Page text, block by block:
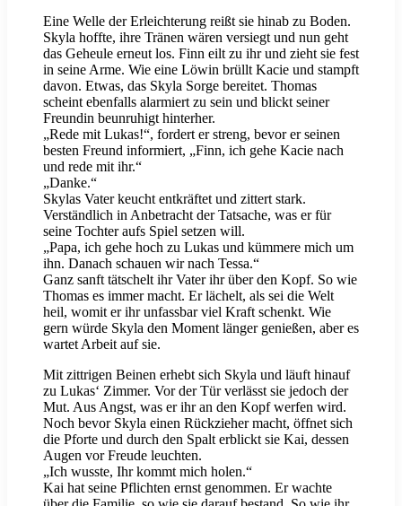
Eine Welle der Erleichterung reißt sie hinab zu Boden.
Skyla hoffte, ihre Tränen wären versiegt und nun geht
das Geheule erneut los. Finn eilt zu ihr und zieht sie fest
in seine Arme. Wie eine Löwin brüllt Kacie und stampft
davon. Etwas, das Skyla Sorge bereitet. Thomas
scheint ebenfalls alarmiert zu sein und blickt seiner
Freundin beunruhigt hinterher.
„Rede mit Lukas!“, fordert er streng, bevor er seinen
besten Freund informiert, „Finn, ich gehe Kacie nach
und rede mit ihr.“
„Danke.“
Skylas Vater keucht entkräftet und zittert stark.
Verständlich in Anbetracht der Tatsache, was er für
seine Tochter aufs Spiel setzen will.
„Papa, ich gehe hoch zu Lukas und kümmere mich um
ihn. Danach schauen wir nach Tessa.“
Ganz sanft tätschelt ihr Vater ihr über den Kopf. So wie
Thomas es immer macht. Er lächelt, als sei die Welt
heil, womit er ihr unfassbar viel Kraft schenkt. Wie
gern würde Skyla den Moment länger genießen, aber es
wartet Arbeit auf sie.
Mit zittrigen Beinen erhebt sich Skyla und läuft hinauf
zu Lukas‘ Zimmer. Vor der Tür verlässt sie jedoch der
Mut. Aus Angst, was er ihr an den Kopf werfen wird.
Noch bevor Skyla einen Rückzieher macht, öffnet sich
die Pforte und durch den Spalt erblickt sie Kai, dessen
Augen vor Freude leuchten.
„Ich wusste, Ihr kommt mich holen.“
Kai hat seine Pflichten ernst genommen. Er wachte